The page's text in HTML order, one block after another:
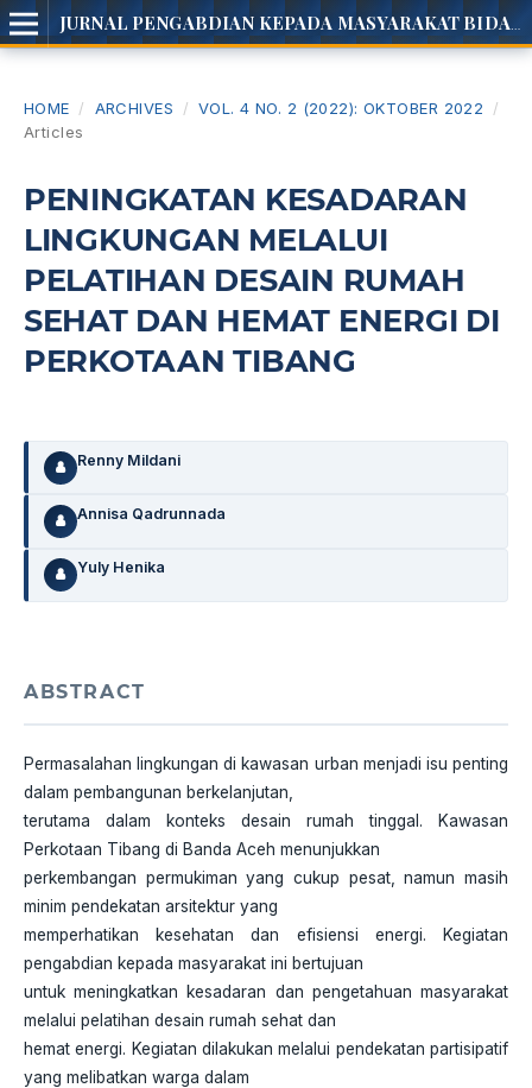
HOME / ARCHIVES / VOL. 4 NO. 2 (2022): OKTOBER 2022
/
Articles
PENINGKATAN KESADARAN
LINGKUNGAN MELALUI
PELATIHAN DESAIN RUMAH
SEHAT DAN HEMAT ENERGI DI
PERKOTAAN TIBANG
Renny Mildani
Annisa Qadrunnada
Yuly Henika
ABSTRACT
Permasalahan lingkungan di kawasan urban menjadi isu penting
dalam pembangunan berkelanjutan,
terutama dalam konteks desain rumah tinggal. Kawasan
Perkotaan Tibang di Banda Aceh menunjukkan
perkembangan permukiman yang cukup pesat, namun masih
minim pendekatan arsitektur yang
memperhatikan kesehatan dan efisiensi energi. Kegiatan
pengabdian kepada masyarakat ini bertujuan
untuk meningkatkan kesadaran dan pengetahuan masyarakat
melalui pelatihan desain rumah sehat dan
hemat energi. Kegiatan dilakukan melalui pendekatan partisipatif
yang melibatkan warga dalam